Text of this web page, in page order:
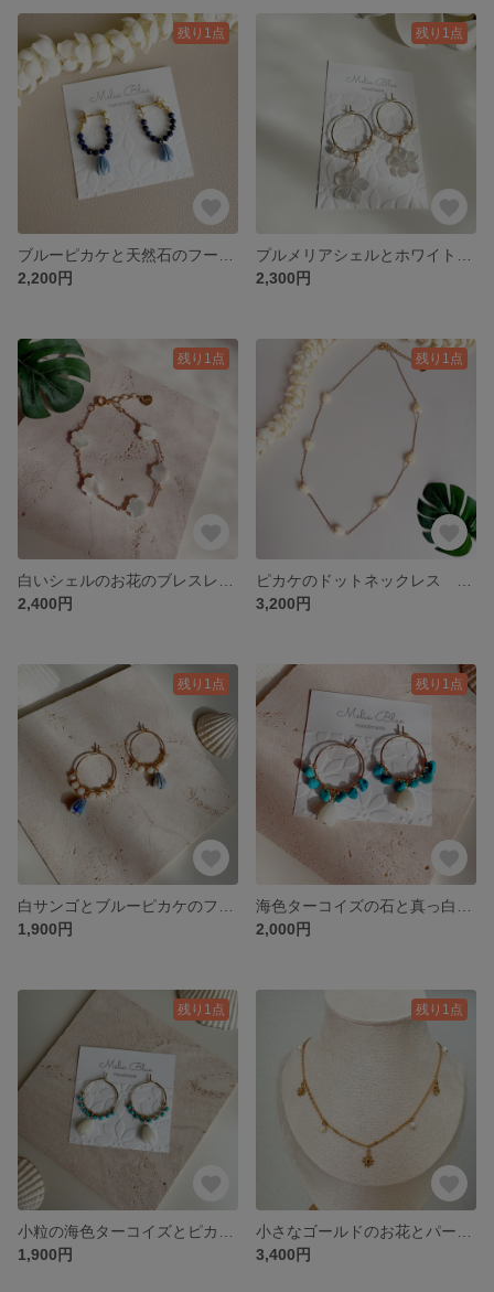
残り1点
2,200円
残り1点
2,300円
残り1点
2,400円
残り1点
3,200円
残り1点
1,900円
残り1点
2,000円
残り1点
1,900円
残り1点
3,400円